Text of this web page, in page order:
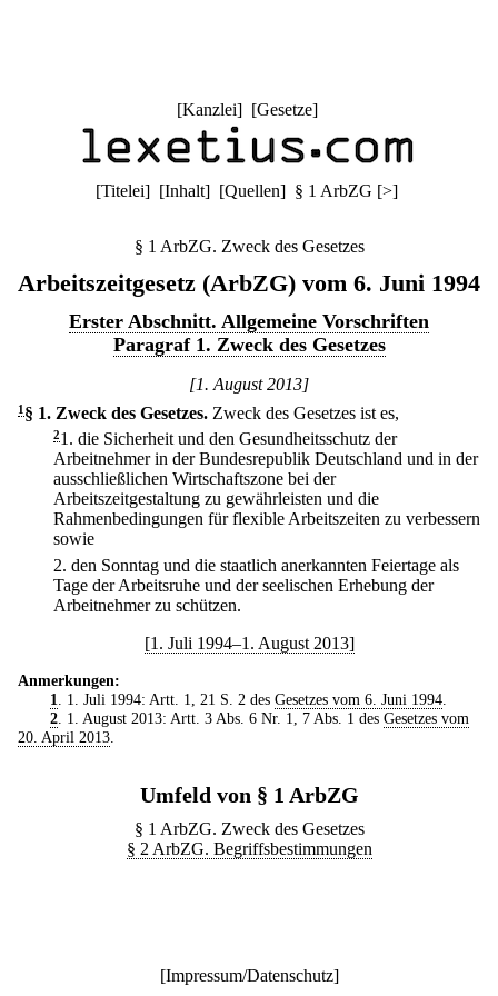
[Kanzlei] [Gesetze]
[Titelei] [Inhalt] [Quellen] § 1 ArbZG [>]
§ 1 ArbZG. Zweck des Gesetzes
Arbeitszeitgesetz (ArbZG) vom 6. Juni 1994
Erster Abschnitt. Allgemeine Vorschriften
Paragraf 1. Zweck des Gesetzes
[1. August 2013]
1 § 1. Zweck des Gesetzes. Zweck des Gesetzes ist es,
21. die Sicherheit und den Gesundheitsschutz der
Arbeitnehmer in der Bundesrepublik Deutschland und in der
ausschließlichen Wirtschaftszone bei der
Arbeitszeitgestaltung zu gewährleisten und die
Rahmenbedingungen für flexible Arbeitszeiten zu verbessern
sowie
2. den Sonntag und die staatlich anerkannten Feiertage als
Tage der Arbeitsruhe und der seelischen Erhebung der
Arbeitnehmer zu schützen.
[1. Juli 1994–1. August 2013]
Anmerkungen:
1
. 1. Juli 1994: Artt. 1, 21 S. 2 des Gesetzes vom 6. Juni 1994.
2. 1. August 2013: Artt. 3 Abs. 6 Nr. 1, 7 Abs. 1 des Gesetzes vom
20. April 2013
Umfeld von § 1 ArbZG
§ 1 ArbZG. Zweck des Gesetzes
§ 2 ArbZG. Begriffsbestimmungen
[Impressum/Datenschutz]